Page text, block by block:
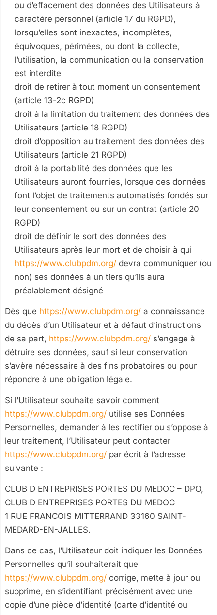
ou d’effacement des données des Utilisateurs à
caractère personnel (article 17 du RGPD),
lorsqu’elles sont inexactes, incomplètes,
équivoques, périmées, ou dont la collecte,
l’utilisation, la communication ou la conservation
est interdite
droit de retirer à tout moment un consentement
(article 13-2c RGPD)
droit à la limitation du traitement des données des
Utilisateurs (article 18 RGPD)
droit d’opposition au traitement des données des
Utilisateurs (article 21 RGPD)
droit à la portabilité des données que les
Utilisateurs auront fournies, lorsque ces données
font l’objet de traitements automatisés fondés sur
leur consentement ou sur un contrat (article 20
RGPD)
droit de définir le sort des données des
Utilisateurs après leur mort et de choisir à qui
https://www.clubpdm.org/ devra communiquer (ou
non) ses données à un tiers qu’ils aura
préalablement désigné
Dès que https://www.clubpdm.org/ a connaissance
du décès d’un Utilisateur et à défaut d’instructions
de sa part, https://www.clubpdm.org/ s’engage à
détruire ses données, sauf si leur conservation
s’avère nécessaire à des fins probatoires ou pour
répondre à une obligation légale.
Si l’Utilisateur souhaite savoir comment
https://www.clubpdm.org/ utilise ses Données
Personnelles, demander à les rectifier ou s’oppose à
leur traitement, l’Utilisateur peut contacter
https://www.clubpdm.org/ par écrit à l’adresse
suivante :
CLUB D ENTREPRISES PORTES DU MEDOC – DPO,
CLUB D ENTREPRISES PORTES DU MEDOC
1 RUE FRANCOIS MITTERRAND 33160 SAINT-
MEDARD-EN-JALLES.
Dans ce cas, l’Utilisateur doit indiquer les Données
Personnelles qu’il souhaiterait que
https://www.clubpdm.org/ corrige, mette à jour ou
supprime, en s’identifiant précisément avec une
copie d’une pièce d’identité (carte d’identité ou